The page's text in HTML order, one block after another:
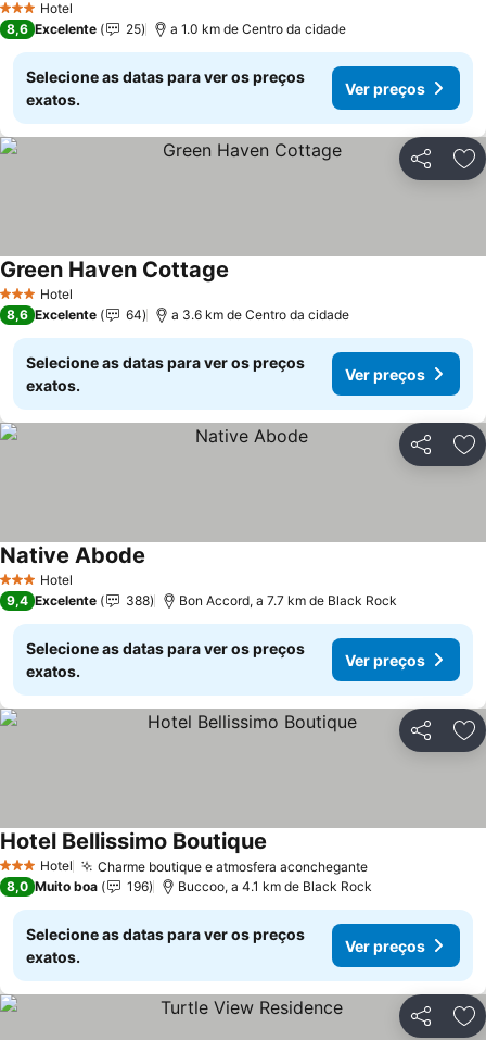
3 EstrelasHotel
8,6 Excelente 25 a 1.0 km de Centro da cidade
Selecione as datas para ver os preços
exatos.
Ver preços
Partilhar
3 EstrelasHotel
Green Haven Cottage
8,6 Excelente 64 a 3.6 km de Centro da cidade
Selecione as datas para ver os preços
exatos.
Ver preços
Partilhar
3 EstrelasHotel
Native Abode
9,4 Excelente 388 Bon Accord, a 7.7 km de Black Rock
Selecione as datas para ver os preços
exatos.
Ver preços
Partilhar
3 EstrelasHotel Charme boutique e atmosfera aconchegante
Hotel Bellissimo Boutique
8,0 Muito boa 196 Buccoo, a 4.1 km de Black Rock
Selecione as datas para ver os preços
exatos.
Ver preços
Partilhar